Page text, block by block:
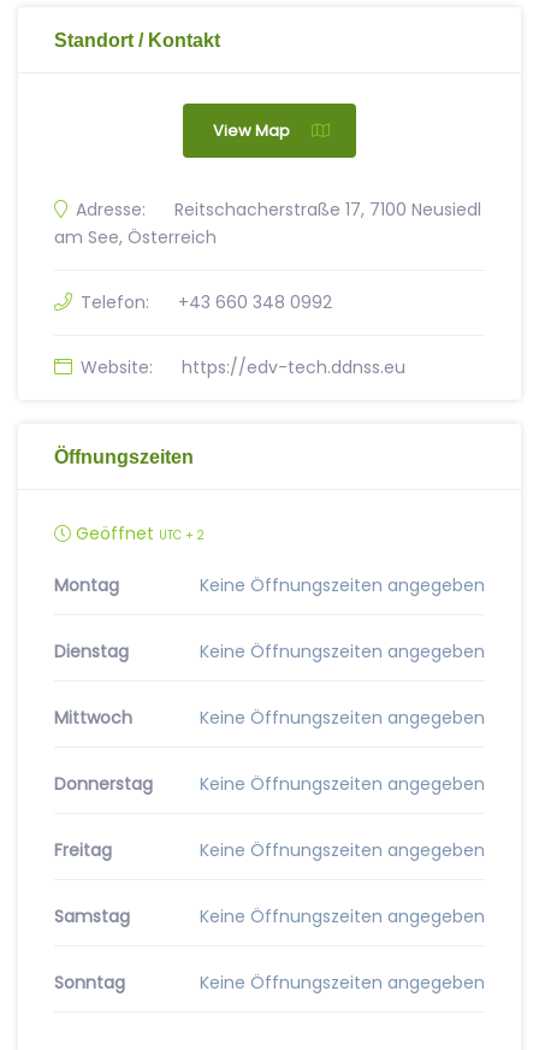
Standort / Kontakt
View Map
Adresse:
Reitschacherstraße 17, 7100 Neusiedl
am See, Österreich
Telefon: +43 660 348 0992
Website: https://edv-tech.ddnss.eu
Öffnungszeiten
Geöffnet UTC + 2
Montag Keine Öffnungszeiten angegeben
Dienstag Keine Öffnungszeiten angegeben
Mittwoch Keine Öffnungszeiten angegeben
Donnerstag Keine Öffnungszeiten angegeben
Freitag Keine Öffnungszeiten angegeben
Samstag Keine Öffnungszeiten angegeben
Sonntag Keine Öffnungszeiten angegeben